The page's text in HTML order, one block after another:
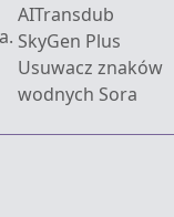
AITransdub
SkyGen Plus
Usuwacz znaków
wodnych Sora